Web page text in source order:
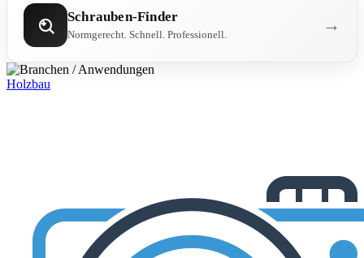
Schrauben-Finder
Normgerecht. Schnell. Professionell. →
Holzbau